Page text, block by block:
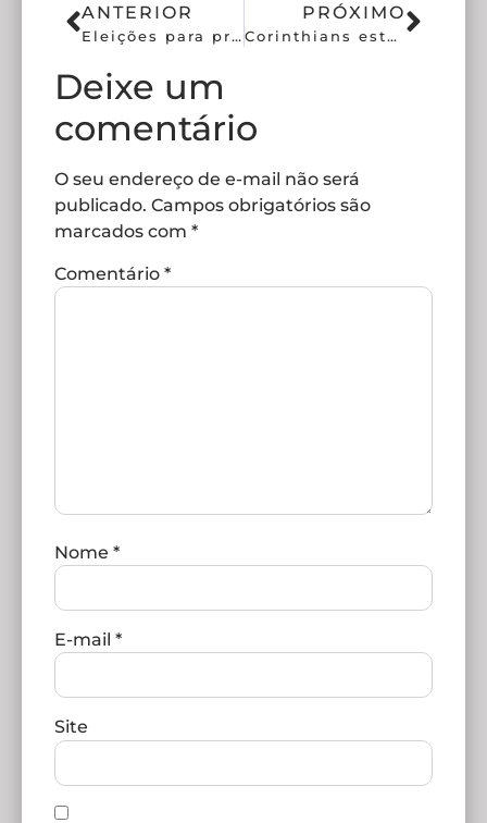
ANTERIOR
Eleições para presidente do Corinthians tem data definida
PRÓXIMO
Corinthians está a seis jogos sem vencer no Brasileiro
Deixe um
comentário
O seu endereço de e-mail não será
publicado. Campos obrigatórios são
marcados com *
Comentário *
Nome *
E-mail *
Site